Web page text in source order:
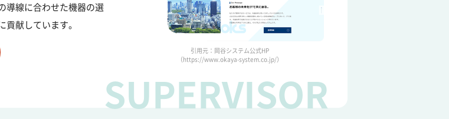
引用元：岡谷システム公式HP
（https://www.okaya-system.co.jp/）
導線に合わせた機器の選
献しています。
SUPERVISOR